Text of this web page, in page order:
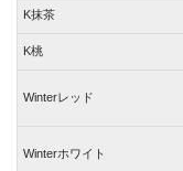
K抹茶
K桃
Winterレッド
Winterホワイト